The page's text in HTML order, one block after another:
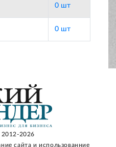
0 шт
0 шт
2012-2026
сайта и использованние